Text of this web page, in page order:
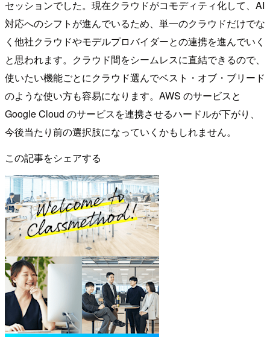
セッションでした。現在クラウドがコモディティ化して、AI
対応へのシフトが進んでいるため、単一のクラウドだけでな
く他社クラウドやモデルプロバイダーとの連携を進んでいく
と思われます。クラウド間をシームレスに直結できるので、
使いたい機能ごとにクラウド選んでベスト・オブ・ブリード
のような使い方も容易になります。AWS のサービスと
Google Cloud のサービスを連携させるハードルが下がり、
今後当たり前の選択肢になっていくかもしれません。
この記事をシェアする